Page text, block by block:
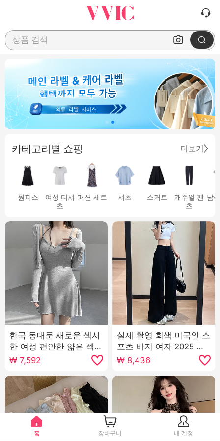
상품 검색
카테고리별 쇼핑 더보기
원피스
여성 티셔
츠
패션 세트 셔츠 스커트
캐주얼 팬
츠
남
한국 동대문 새로운 섹시
한 여성 편안한 얇은 섹션
자외선 차단제 작은 열림
셔츠 슬링 치마 정장 여자
₩7,592
실제 촬영 회색 미국인 스
포츠 바지 여자 2025 여
름 새로운 높은 허리 슬림
스트레이트 기분 전환 센
스 여가 와이드 레깅스 바
₩ 8,436
홈 장바구니 내 계정